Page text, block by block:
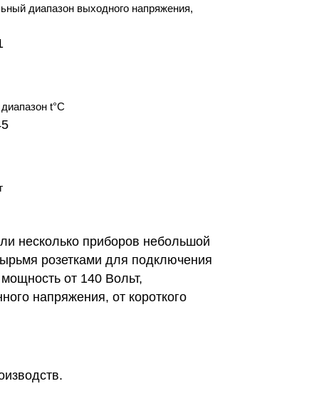
диапазон выходного напряжения,
t°С
несколько приборов небольшой
розетками для подключения
от 140 Вольт,
напряжения, от короткого
.